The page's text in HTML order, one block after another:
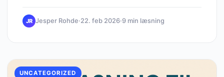
JR Jesper Rohde·22. feb 2026·9 min læsning
UNCATEGORIZED